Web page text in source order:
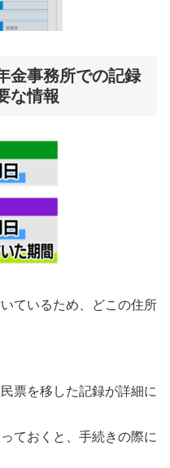
金事務所での記録
な情報
ているため、どこの住所
票を移した記録が詳細に
ておくと、手続きの際に